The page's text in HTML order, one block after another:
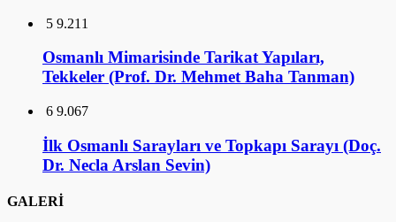
5 9.211
Osmanlı Mimarisinde Tarikat Yapıları,
Tekkeler (Prof. Dr. Mehmet Baha Tanman)
6 9.067
İlk Osmanlı Sarayları ve Topkapı Sarayı (Doç.
Dr. Necla Arslan Sevin)
GALERİ